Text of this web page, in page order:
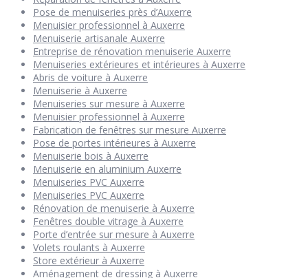
Pose de menuiseries près d’Auxerre
Menuisier professionnel à Auxerre
Menuiserie artisanale Auxerre
Entreprise de rénovation menuiserie Auxerre
Menuiseries extérieures et intérieures à Auxerre
Abris de voiture à Auxerre
Menuiserie à Auxerre
Menuiseries sur mesure à Auxerre
Menuisier professionnel à Auxerre
Fabrication de fenêtres sur mesure Auxerre
Pose de portes intérieures à Auxerre
Menuiserie bois à Auxerre
Menuiserie en aluminium Auxerre
Menuiseries PVC Auxerre
Menuiseries PVC Auxerre
Rénovation de menuiserie à Auxerre
Fenêtres double vitrage à Auxerre
Porte d’entrée sur mesure à Auxerre
Volets roulants à Auxerre
Store extérieur à Auxerre
Aménagement de dressing à Auxerre